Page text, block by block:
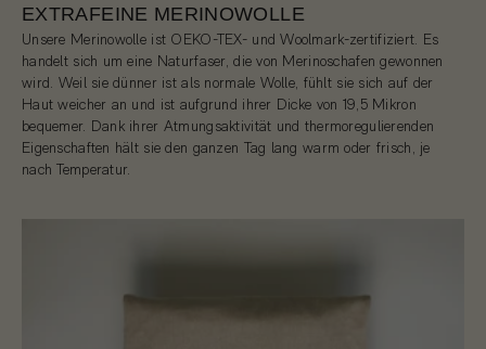
EXTRAFEINE MERINOWOLLE
Unsere Merinowolle ist OEKO-TEX- und Woolmark-zertifiziert. Es
handelt sich um eine Naturfaser, die von Merinoschafen gewonnen
wird. Weil sie dünner ist als normale Wolle, fühlt sie sich auf der
Haut weicher an und ist aufgrund ihrer Dicke von 19,5 Mikron
bequemer. Dank ihrer Atmungsaktivität und thermoregulierenden
Eigenschaften hält sie den ganzen Tag lang warm oder frisch, je
nach Temperatur.